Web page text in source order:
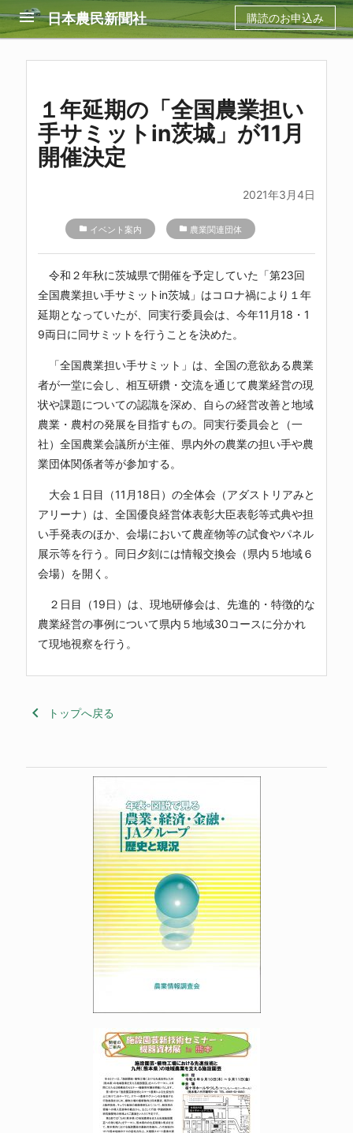
menu 日本農民新聞社 購読のお申込み
１年延期の「全国農業担い
手サミットin茨城」が11月
開催決定
2021年3月4日
folder イベント案内 folder 農業関連団体
令和２年秋に茨城県で開催を予定していた「第23回
全国農業担い手サミットin茨城」はコロナ禍により１年
延期となっていたが、同実行委員会は、今年11月18・1
9両日に同サミットを行うことを決めた。
「全国農業担い手サミット」は、全国の意欲ある農業
者が一堂に会し、相互研鑽・交流を通じて農業経営の現
状や課題についての認識を深め、自らの経営改善と地域
農業・農村の発展を目指すもの。同実行委員会と（一
社）全国農業会議所が主催、県内外の農業の担い手や農
業団体関係者等が参加する。
大会１日目（11月18日）の全体会（アダストリアみと
アリーナ）は、全国優良経営体表彰大臣表彰等式典や担
い手発表のほか、会場において農産物等の試食やパネル
展示等を行う。同日夕刻には情報交換会（県内５地域６
会場）を開く。
２日目（19日）は、現地研修会は、先進的・特徴的な
農業経営の事例について県内５地域30コースに分かれ
て現地視察を行う。
keyboard_arrow_left トップへ戻る